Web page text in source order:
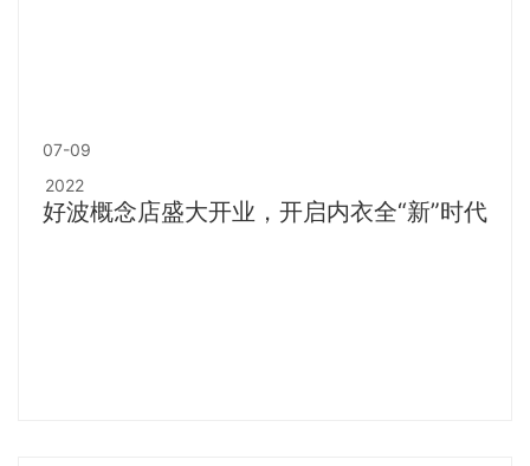
07-09
2022
好波概念店盛大开业，开启内衣全“新”时代